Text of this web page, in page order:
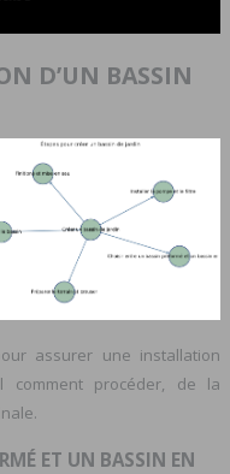
D’UN BASSIN
assurer une installation
comment procéder, de la
ET UN BASSIN EN